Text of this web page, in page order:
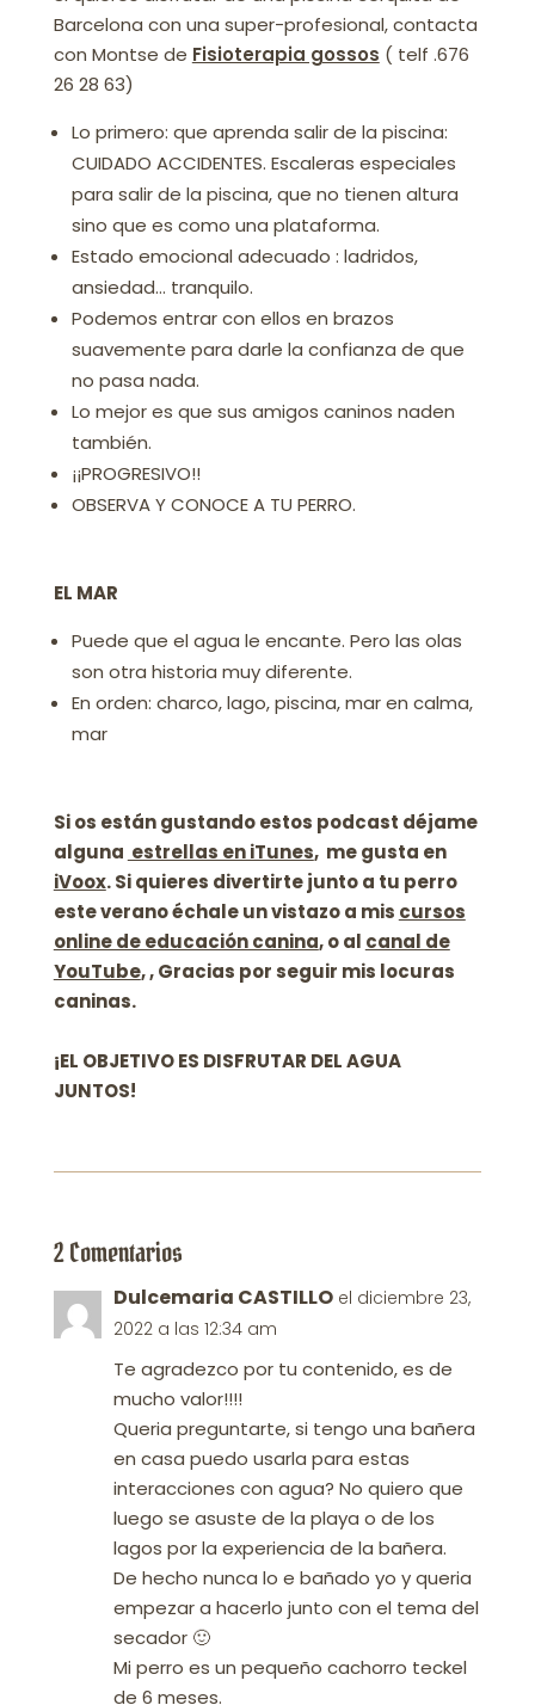
Barcelona con una super-profesional, contacta
con Montse de Fisioterapia gossos ( telf .676
26 28 63)
Lo primero: que aprenda salir de la piscina:
CUIDADO ACCIDENTES. Escaleras especiales
para salir de la piscina, que no tienen altura
sino que es como una plataforma.
Estado emocional adecuado : ladridos,
ansiedad… tranquilo.
Podemos entrar con ellos en brazos
suavemente para darle la confianza de que
no pasa nada.
Lo mejor es que sus amigos caninos naden
también.
¡¡PROGRESIVO!!
OBSERVA Y CONOCE A TU PERRO.
EL MAR
Puede que el agua le encante. Pero las olas
son otra historia muy diferente.
En orden: charco, lago, piscina, mar en calma,
mar
Si os están gustando estos podcast déjame
alguna estrellas en iTunes, me gusta en
iVoox. Si quieres divertirte junto a tu perro
este verano échale un vistazo a mis cursos
online de educación canina, o al canal de
YouTube, , Gracias por seguir mis locuras
caninas.
¡EL OBJETIVO ES DISFRUTAR DEL AGUA
JUNTOS!
2 Comentarios
Dulcemaria CASTILLO el diciembre 23,
2022 a las 12:34 am
Te agradezco por tu contenido, es de
mucho valor!!!!
Queria preguntarte, si tengo una bañera
en casa puedo usarla para estas
interacciones con agua? No quiero que
luego se asuste de la playa o de los
lagos por la experiencia de la bañera.
De hecho nunca lo e bañado yo y queria
empezar a hacerlo junto con el tema del
secador 🙂
Mi perro es un pequeño cachorro teckel
de 6 meses.